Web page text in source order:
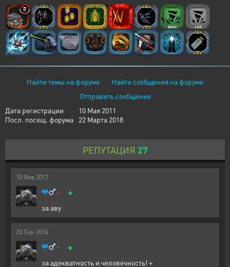
Найти темы на форуме
Найти сообщения на форуме
Отправить сообщение
Дата регистрации
10 Мая 2011
Посл. посещ. форума
22 Марта 2018
РЕПУТАЦИЯ 27
10 Фев 2017
+
за аву
23 Сен 2016
+
за адекватность и человечность! +